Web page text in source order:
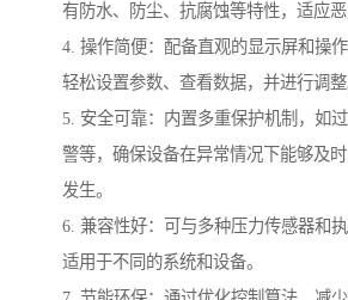
有防水、防尘、抗腐蚀等特性，适应恶
4. 操作简便：配备直观的显示屏和操
轻松设置参数、查看数据，并进行调整
5. 安全可靠：内置多重保护机制，如
警等，确保设备在异常情况下能够及
发生。
6. 兼容性好：可与多种压力传感器和执
适用于不同的系统和设备。